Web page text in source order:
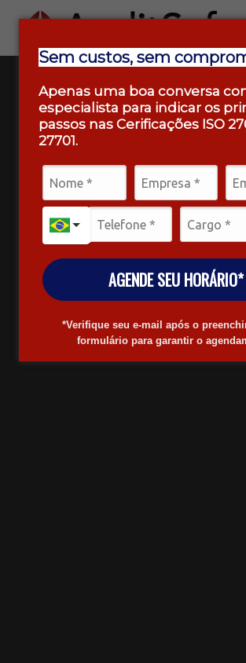
Sem custos, sem
Apenas uma boa conversa
especialista para indicar os
passos nas Cerificações ISO
27701.
AGENDE SEU HORÁRIO*
*Verifique seu e-mail após o
formulário para garantir o